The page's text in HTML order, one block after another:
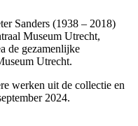
Sanders (1938 – 2018)
Museum Utrecht,
de gezamenlijke
Utrecht.
werken uit de collectie en
2024.